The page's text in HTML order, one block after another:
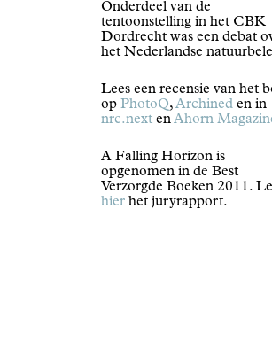
Onderdeel van de
tentoonstelling in het CBK
Dordrecht was een debat
het Nederlandse
Lees een recensie van het
op PhotoQ,Archined en in
nrc.next enAhorn
A Falling Horizon is
opgenomen in de Best
Verzorgde Boeken 2011.
hier het juryrapport.